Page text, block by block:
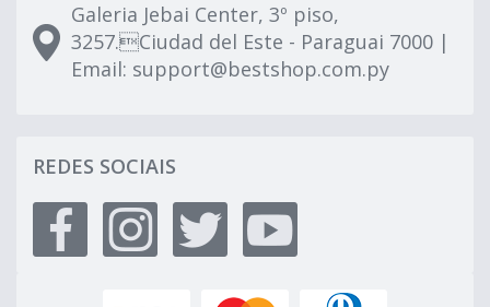
Galeria Jebai Center, 3º piso,
3257.Ciudad del Este - Paraguai 7000 |
Email: support@bestshop.com.py
REDES SOCIAIS